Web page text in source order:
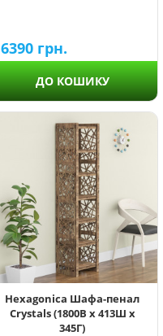
6390 грн.
ДО КОШИКУ
Hexagonica Шафа-пенал
Crystals (1800В х 413Ш х
345Г)